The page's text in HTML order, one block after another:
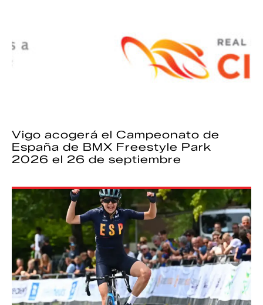
Vigo acogerá el Campeonato de
España de BMX Freestyle Park
2026 el 26 de septiembre